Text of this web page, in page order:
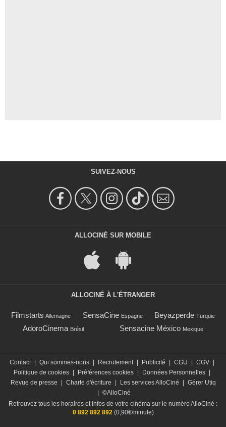
SUIVEZ-NOUS
ALLOCINÉ SUR MOBILE
ALLOCINÉ À L'ÉTRANGER
Filmstarts Allemagne SensaCine Espagne Beyazperde Turquie
AdoroCinema Brésil Sensacine México Mexique
Contact Qui sommes-nous Recrutement Publicité CGU CGV
Politique de cookies
Préférences cookies Données Personnelles
Revue de presse
Charte d'écriture Les services AlloCiné
Gérer Utiq
©AlloCiné
Retrouvez tous les horaires et infos de votre cinéma sur le numéro AlloCiné :
0 892 892 892(0,90€/minute)